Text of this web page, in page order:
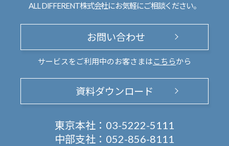
ALL DIFFERENT株式会社にお気軽にご相談ください。
お問い合わせ
サービスをご利用中のお客さまは こちらから
資料ダウンロード
東京本社： 03-5222-5111
中部支社： 052-856-8111